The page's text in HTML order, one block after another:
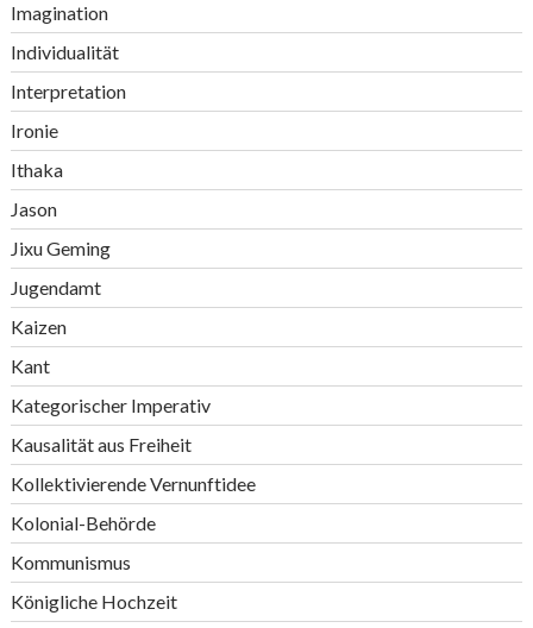
Imagination
Individualität
Interpretation
Ironie
Ithaka
Jason
Jixu Geming
Jugendamt
Kaizen
Kant
Kategorischer Imperativ
Kausalität aus Freiheit
Kollektivierende Vernunftidee
Kolonial-Behörde
Kommunismus
Königliche Hochzeit